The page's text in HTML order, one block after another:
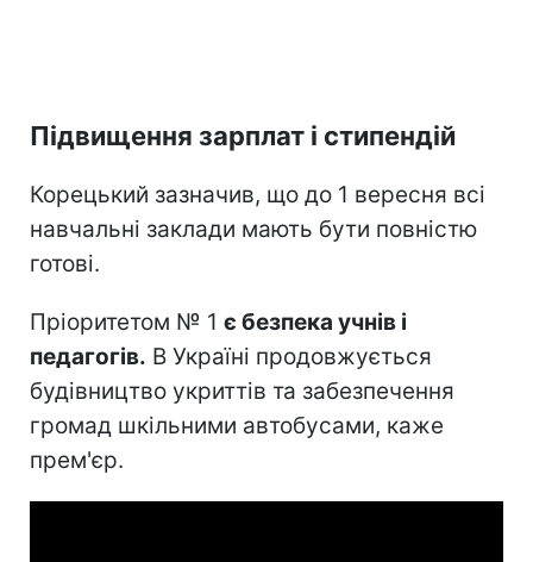
Підвищення зарплат і стипендій
Корецький зазначив, що до 1 вересня всі
навчальні заклади мають бути повністю
готові.
Пріоритетом № 1 є безпека учнів і
педагогів. В Україні продовжується
будівництво укриттів та забезпечення
громад шкільними автобусами, каже
прем'єр.